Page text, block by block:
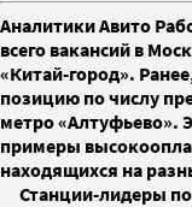
Аналитики Авито
всего вакансий в
«Китай-город».
позицию по числу
метро «Алтуфьево».
примеры
находящихся на
Станции-лидеры